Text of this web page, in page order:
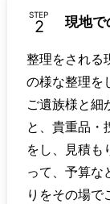
STEP 現地で
整理をされる
の様な整理を
ご遺族様と細
と、貴重品・
をし、見積も
って、予算な
りをその場で